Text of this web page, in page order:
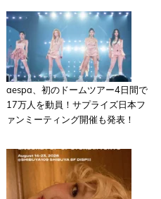
aespa、初のドームツアー4日間で
17万人を動員！サプライズ日本フ
ァンミーティング開催も発表！